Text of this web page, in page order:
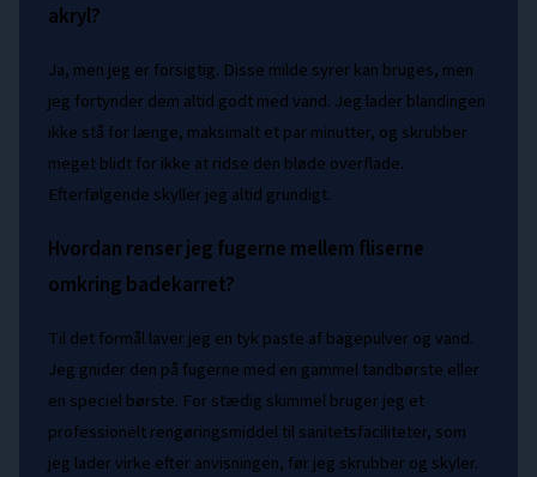
akryl?
Ja, men jeg er forsigtig. Disse milde syrer kan bruges, men
jeg fortynder dem altid godt med vand. Jeg lader blandingen
ikke stå for længe, maksimalt et par minutter, og skrubber
meget blidt for ikke at ridse den bløde overflade.
Efterfølgende skyller jeg altid grundigt.
Hvordan renser jeg fugerne mellem fliserne
omkring badekarret?
Til det formål laver jeg en tyk paste af bagepulver og vand.
Jeg gnider den på fugerne med en gammel tandbørste eller
en speciel børste. For stædig skimmel bruger jeg et
professionelt rengøringsmiddel til sanitetsfaciliteter, som
jeg lader virke efter anvisningen, før jeg skrubber og skyler.